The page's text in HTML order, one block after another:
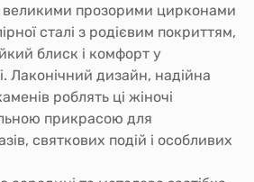
прозорими цирконами
сталі з родієвим покриттям,
блиск і комфорт у
Лаконічний дизайн, надійна
роблять ці жіночі
прикрасою для
святкових подій і особливих